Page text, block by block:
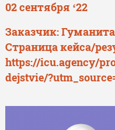
02 сентября ‘22
Заказчик:
Страница кейса/
https://icu.agency/
dejstvie/